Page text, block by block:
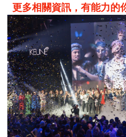
更多相關資訊，有能力的